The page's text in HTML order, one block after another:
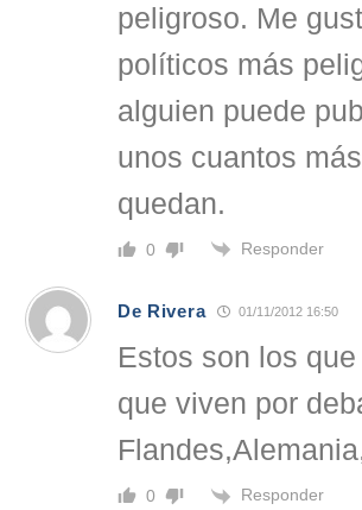
peligroso. Me
políticos más
alguien puede
unos cuantos
quedan.
0 Responder
De Rivera 01/11/2012 16:50
Estos son los
que viven por
0 Responder